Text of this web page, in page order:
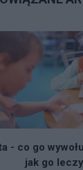
- co go
jak go